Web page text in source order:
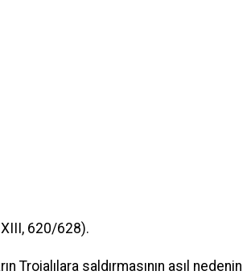
XIII, 620/628).
Troialılara saldırmasının asıl nedenin